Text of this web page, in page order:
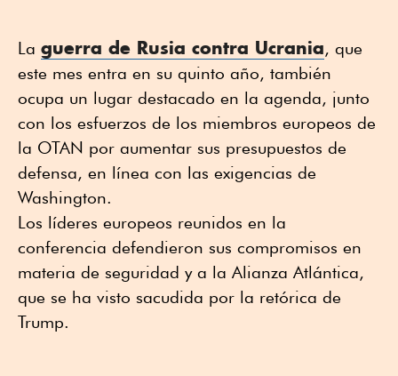
La guerra de Rusia contra Ucrania, que
este mes entra en su quinto año, también
ocupa un lugar destacado en la agenda, junto
con los esfuerzos de los miembros europeos de
la OTAN por aumentar sus presupuestos de
defensa, en línea con las exigencias de
Washington.
Los líderes europeos reunidos en la
conferencia defendieron sus compromisos en
materia de seguridad y a la Alianza Atlántica,
que se ha visto sacudida por la retórica de
Trump.